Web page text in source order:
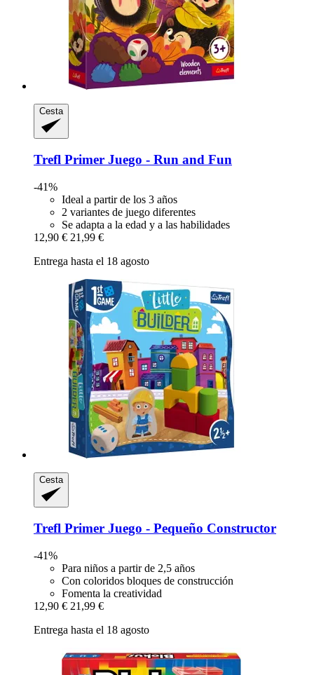
Cesta
Trefl Primer Juego -​ Run and Fun
-41%
Ideal a partir de los 3 años
2 variantes de juego diferentes
Se adapta a la edad y a las habilidades
12,90 € 21,99 €
Entrega hasta el 18 agosto
Cesta
Trefl Primer Juego -​ Pequeño Constructor
-41%
Para niños a partir de 2,5 años
Con coloridos bloques de construcción
Fomenta la creatividad
12,90 € 21,99 €
Entrega hasta el 18 agosto